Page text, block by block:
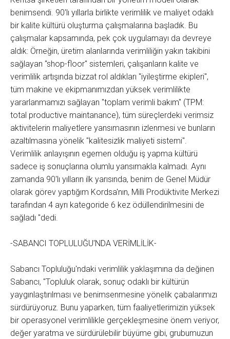
benimsendi. 90'lı yıllarla birlikte verimlilik ve maliyet odaklı
bir kalite kültürü oluşturma çalışmalarına başladık. Bu
çalışmalar kapsamında, pek çok uygulamayı da devreye
aldık: Örneğin, üretim alanlarında verimliliğin yakın takibini
sağlayan "shop-floor" sistemleri, çalışanların kalite ve
verimlilik artışında bizzat rol aldıkları "iyileştirme ekipleri",
tüm makine ve ekipmanımızdan yüksek verimlilikte
yararlanmamızı sağlayan "toplam verimli bakım" (TPM:
total productive maintanance), tüm süreçlerdeki verimsiz
aktivitelerin maliyetlere yansımasının izlenmesi ve bunların
azaltılmasına yönelik "kalitesizlik maliyeti sistemi".
Verimlilik anlayışının egemen olduğu iş yapma kültürü
sadece iş sonuçlarına olumlu yansımakla kalmadı. Aynı
zamanda 90'lı yılların ilk yarısında, benim de Genel Müdür
olarak görev yaptığım Kordsa'nın, Milli Prodüktivite Merkezi
tarafından 4 ayrı kategoride 6 kez ödüllendirilmesini de
sağladı "dedi.
-SABANCI TOPLULUĞU'NDA VERİMLİLİK-
Sabancı Topluluğu'ndaki verimlilik yaklaşımına da değinen
Sabancı, "Topluluk olarak, sonuç odaklı bir kültürün
yaygınlaştırılması ve benimsenmesine yönelik çabalarımızı
sürdürüyoruz. Bunu yaparken, tüm faaliyetlerimizin yüksek
bir operasyonel verimlilikle gerçekleşmesine önem veriyor,
değer yaratma ve sürdürülebilir büyüme gibi, grubumuzun